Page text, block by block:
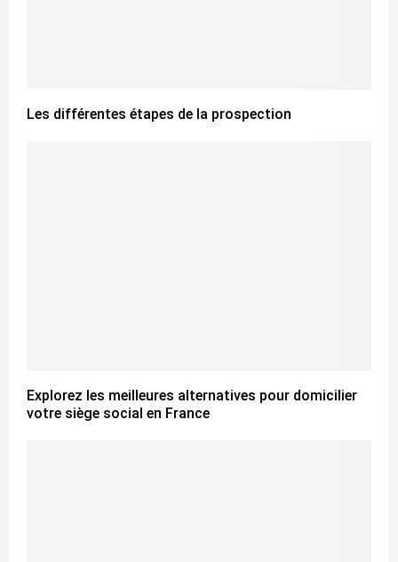
Les différentes étapes de la prospection
Explorez les meilleures alternatives pour domicilier
votre siège social en France